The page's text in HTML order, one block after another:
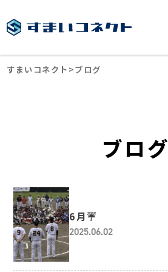
すまいコネクト >ブログ
ブログ
6月☔
2025.06.02